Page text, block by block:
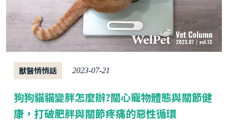
獸醫悄悄話 2023-07-21
狗狗貓貓變胖怎麼辦?關心寵物體態與關節健
康，打破肥胖與關節疼痛的惡性循環